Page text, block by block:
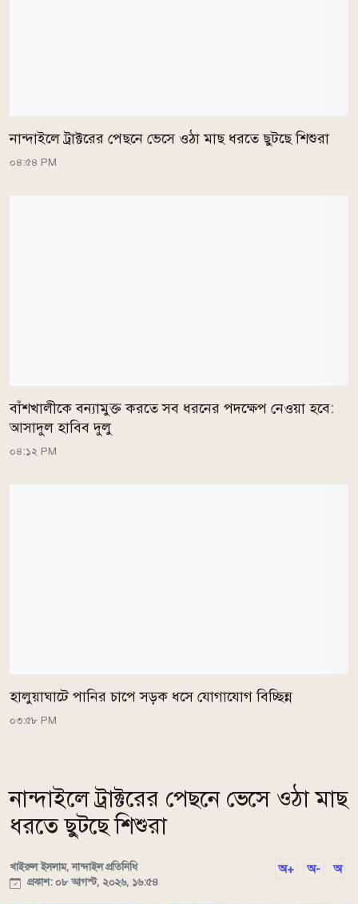
নান্দাইলে ট্রাক্টরের পেছনে ভেসে ওঠা মাছ ধরতে ছুটছে শিশুরা
০৪:৫৪ PM
বাঁশখালীকে বন্যামুক্ত করতে সব ধরনের পদক্ষেপ নেওয়া হবে:
আসাদুল হাবিব দুলু
০৪:১২ PM
হালুয়াঘাটে পানির চাপে সড়ক ধসে যোগাযোগ বিচ্ছিন্ন
০৩:৫৮ PM
নান্দাইলে ট্রাক্টরের পেছনে ভেসে ওঠা মাছ
ধরতে ছুটছে শিশুরা
খাইরুল ইসলাম, নান্দাইল প্রতিনিধি
প্রকাশ: ০৮ আগস্ট, ২০২৬, ১৬:৫৪
অ+ অ- অ